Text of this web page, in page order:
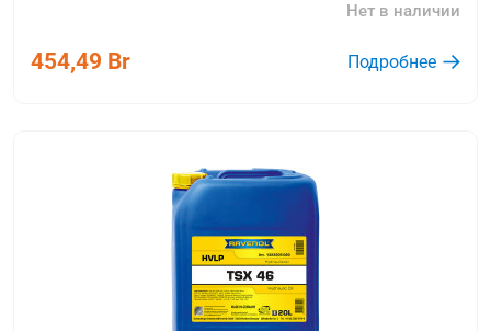
Нет в наличии
454,49 Br Подробнее